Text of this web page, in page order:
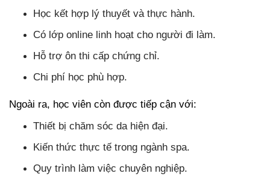
Học kết hợp lý thuyết và thực hành.
Có lớp online linh hoạt cho người đi làm.
Hỗ trợ ôn thi cấp chứng chỉ.
Chi phí học phù hợp.
Ngoài ra, học viên còn được tiếp cận với:
Thiết bị chăm sóc da hiện đại.
Kiến thức thực tế trong ngành spa.
Quy trình làm việc chuyên nghiệp.